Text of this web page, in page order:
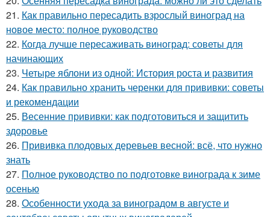
21. Как правильно пересадить взрослый виноград на
новое место: полное руководство
22. Когда лучше пересаживать виноград: советы для
начинающих
23. Четыре яблони из одной: История роста и развития
24. Как правильно хранить черенки для прививки: советы
и рекомендации
25. Весенние прививки: как подготовиться и защитить
здоровье
26. Прививка плодовых деревьев весной: всё, что нужно
знать
27. Полное руководство по подготовке винограда к зиме
осенью
28. Особенности ухода за виноградом в августе и